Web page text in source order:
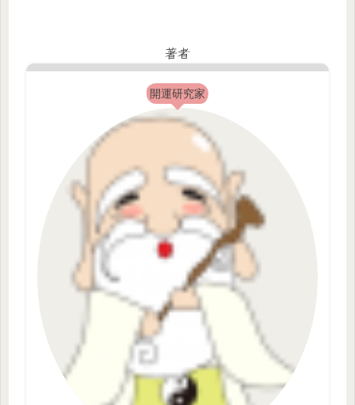
著者
開運研究家